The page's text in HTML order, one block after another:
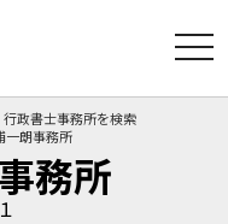
t
o
g
行政書士事務所を検索
一朗事務所
務所